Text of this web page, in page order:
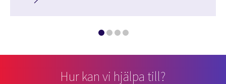
Hur kan vi hjälpa till?